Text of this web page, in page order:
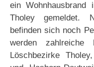
ein
Tholey gemeldet.
befinden sich noch
werden zahlreiche
Löschbezirke